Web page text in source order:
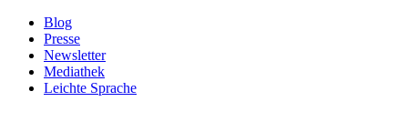
Blog
Presse
Newsletter
Mediathek
Leichte Sprache